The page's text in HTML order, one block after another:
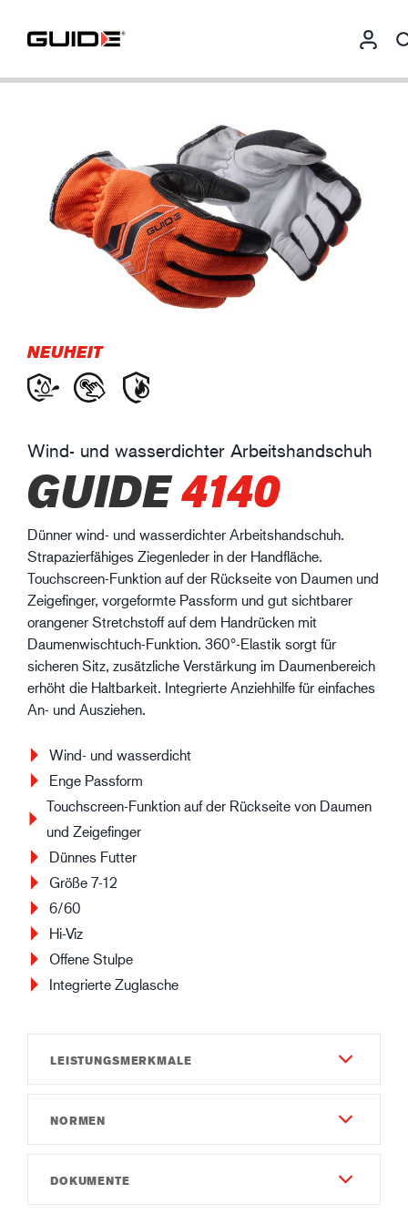
NEUHEIT
Wind- und wasserdichter Arbeitshandschuh
GUIDE4140
Dünner wind- und wasserdichter Arbeitshandschuh.
Strapazierfähiges Ziegenleder in der Handfläche.
Touchscreen-Funktion auf der Rückseite von Daumen und
Zeigefinger, vorgeformte Passform und gut sichtbarer
orangener Stretchstoff auf dem Handrücken mit
Daumenwischtuch-Funktion. 360°-Elastik sorgt für
sicheren Sitz, zusätzliche Verstärkung im Daumenbereich
erhöht die Haltbarkeit. Integrierte Anziehhilfe für einfaches
An- und Ausziehen.
Wind- und wasserdicht
Enge Passform
Touchscreen-Funktion auf der Rückseite von Daumen
und Zeigefinger
Dünnes Futter
Größe 7-12
6/60
Hi-Viz
Offene Stulpe
Integrierte Zuglasche
LEISTUNGSMERKMALE
Haltbarkeit
5
Fingerfertigkeit
7
NORMEN
2142XDOKUMENTE